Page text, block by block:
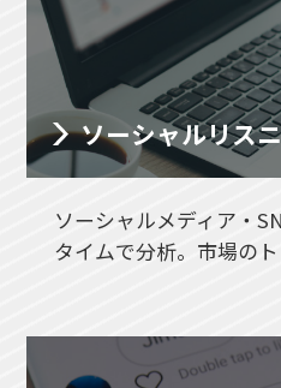
ソーシャルリス
ソーシャルメディア・
タイムで分析。市場の